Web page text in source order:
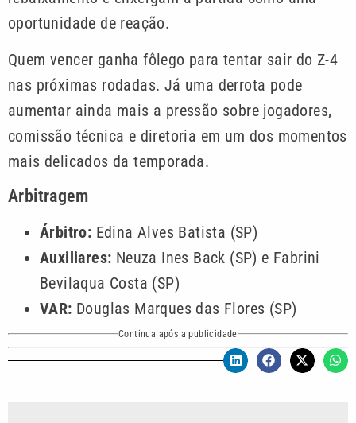
oportunidade de reação.
Quem vencer ganha fôlego para tentar sair do Z-4
nas próximas rodadas. Já uma derrota pode
aumentar ainda mais a pressão sobre jogadores,
comissão técnica e diretoria em um dos momentos
mais delicados da temporada.
Arbitragem
Árbitro: Edina Alves Batista (SP)
Auxiliares: Neuza Ines Back (SP) e Fabrini
Bevilaqua Costa (SP)
VAR: Douglas Marques das Flores (SP)
Continua após a publicidade